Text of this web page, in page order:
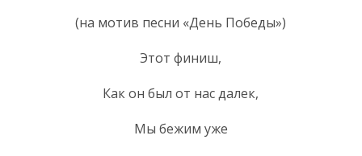
(на мотив песни «День Победы»)
Этот финиш,
Как он был от нас далек,
Мы бежим уже